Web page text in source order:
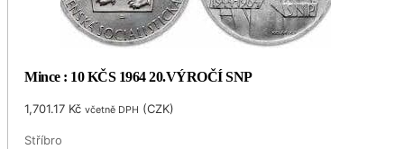
Mince : 10 KČS 1964 20.VÝROČÍ SNP
1,701.17 Kč včetně DPH (CZK)
Stříbro